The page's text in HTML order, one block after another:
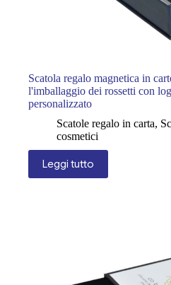
Scatola regalo magnetica in
l'imballaggio dei rossetti con
personalizzato
Scatole regalo in carta,
cosmetici
Leggi tutto